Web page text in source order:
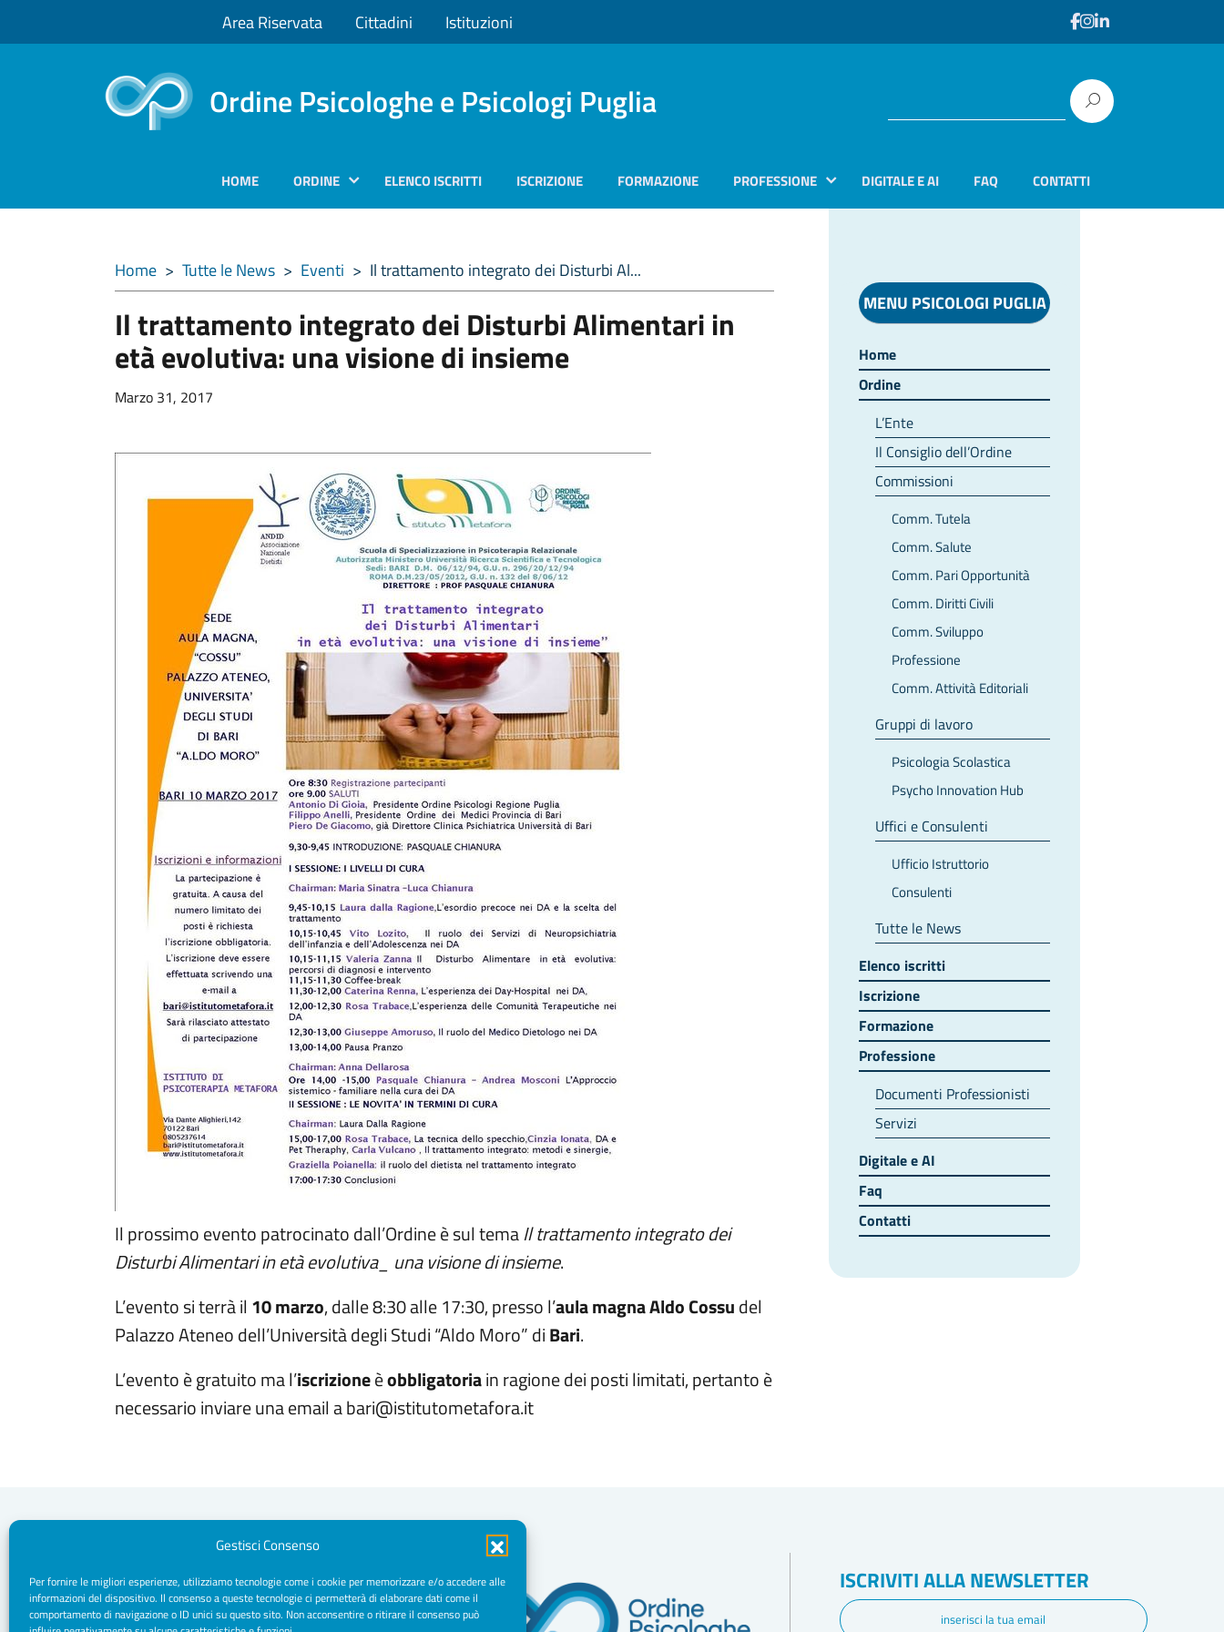
Gestisci Consenso
Per fornire le migliori esperienze, utilizziamo tecnologie come i cookie per memorizzare e/o accedere alle
informazioni del dispositivo. Il consenso a queste tecnologie ci permetterà di elaborare dati come il
comportamento di navigazione o ID unici su questo sito. Non acconsentire o ritirare il consenso può
Area Riservata Cittadini Istituzioni
Ordine Psicologhe e Psicologi Puglia
HOME ORDINE ELENCO ISCRITTI ISCRIZIONE FORMAZIONE PROFESSIONE DIGITALE E AI FAQ CONTATTI
Home > Tutte le News > Eventi > Il trattamento integrato dei Disturbi Al...
Il trattamento integrato dei Disturbi Alimentari in
età evolutiva: una visione di insieme
Marzo 31, 2017
Il prossimo evento patrocinato dall’Ordine è sul temaIl trattamento integrato dei
Disturbi Alimentari in età evolutiva_ una visione di insieme.
L’evento si terrà il 10 marzo, dalle 8:30 alle 17:30, presso l’aula magna Aldo Cossudel
Palazzo Ateneo dell’Università degli Studi “Aldo Moro” diBari.
L’evento è gratuito ma l’iscrizioneèobbligatoriain ragione dei posti limitati, pertanto è
necessario inviare una email a bari@istitutometafora.it
MENU PSICOLOGI PUGLIA
Home
Ordine
L’Ente
Il Consiglio dell’Ordine
Commissioni
Comm. Tutela
Comm. Salute
Comm. Pari Opportunità
Comm. Diritti Civili
Comm. Sviluppo
Professione
Comm. Attività Editoriali
Gruppi di lavoro
Psicologia Scolastica
Psycho Innovation Hub
Uffici e Consulenti
Ufficio Istruttorio
Consulenti
Tutte le News
Elenco iscritti
Iscrizione
Formazione
Professione
Documenti Professionisti
Servizi
Digitale e AI
Faq
Contatti
Segreteria Sede
Via Sparano da Bari, 170 - 70121 Bari
CF/ P. IVA: 93091790720
ISCRIVITI ALLA NEWSLETTER